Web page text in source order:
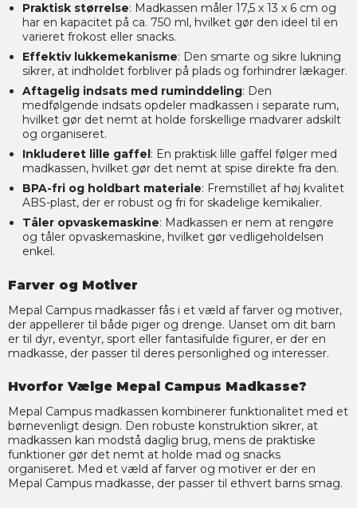
Praktisk størrelse: Madkassen måler 17,5 x 13 x 6 cm og
har en kapacitet på ca. 750 ml, hvilket gør den ideel til en
varieret frokost eller snacks.
Effektiv lukkemekanisme: Den smarte og sikre lukning
sikrer, at indholdet forbliver på plads og forhindrer lækager.
Aftagelig indsats med ruminddeling: Den
medfølgende indsats opdeler madkassen i separate rum,
hvilket gør det nemt at holde forskellige madvarer adskilt
og organiseret.
Inkluderet lille gaffel: En praktisk lille gaffel følger med
madkassen, hvilket gør det nemt at spise direkte fra den.
BPA-fri og holdbart materiale: Fremstillet af høj kvalitet
ABS-plast, der er robust og fri for skadelige kemikalier.
Tåler opvaskemaskine: Madkassen er nem at rengøre
og tåler opvaskemaskine, hvilket gør vedligeholdelsen
enkel.
Farver og Motiver
Mepal Campus madkasser fås i et væld af farver og motiver,
der appellerer til både piger og drenge. Uanset om dit barn
er til dyr, eventyr, sport eller fantasifulde figurer, er der en
madkasse, der passer til deres personlighed og interesser.
Hvorfor Vælge Mepal Campus Madkasse?
Mepal Campus madkassen kombinerer funktionalitet med et
børnevenligt design. Den robuste konstruktion sikrer, at
madkassen kan modstå daglig brug, mens de praktiske
funktioner gør det nemt at holde mad og snacks
organiseret. Med et væld af farver og motiver er der en
Mepal Campus madkasse, der passer til ethvert barns smag.